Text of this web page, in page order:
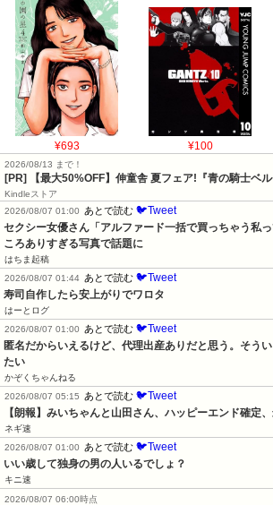
¥693 ¥100
2026/08/13 まで！
[PR] 【最大50%OFF】伸童舎 夏フェア!『青の騎士ベ
Kindleストア
2026/08/07 01:00
あとで読む 🐦Tweet
セクシー女優さん「アルファード一括で買っちゃう私
ころありすぎる写真で話題に
はちま起稿
2026/08/07 01:44 あとで読む 🐦Tweet
寿司自作したら安上がりでワロタ
はーとログ
2026/08/07 01:00
あとで読む 🐦Tweet
匿名だからいえるけど、代理出産ありだと思う。そう
たい
かぞくちゃんねる
2026/08/07 05:15
あとで読む 🐦Tweet
【朗報】みいちゃんと山田さん、ハッピーエンド確定
ネギ速
2026/08/07 01:00
あとで読む 🐦Tweet
いい歳して独身の男の人いるでしょ？
キニ速
2026/08/07 06:00時点